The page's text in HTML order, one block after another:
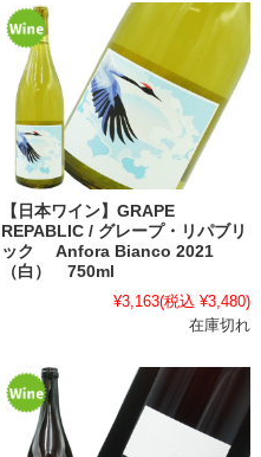
【日本ワイン】GRAPE
REPABLIC / グレープ・リパブリ
ック Anfora Bianco 2021
（白） 750ml
¥3,163(税込 ¥3,480)
在庫切れ